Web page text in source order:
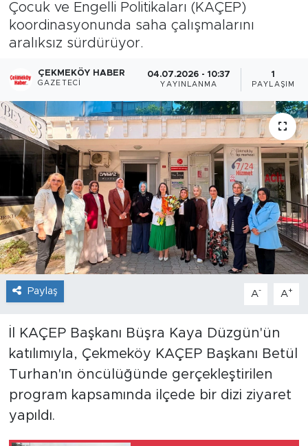
Çocuk ve Engelli Politikaları (KAÇEP)
koordinasyonunda saha çalışmalarını
aralıksız sürdürüyor.
ÇEKMEKÖY HABER
GAZETECI
04.07.2026 - 10:37
YAYINLANMA
1
PAYLAŞIM
Paylaş A- A+
İl KAÇEP Başkanı Büşra Kaya Düzgün'ün
katılımıyla, Çekmeköy KAÇEP Başkanı Betül
Turhan'ın öncülüğünde gerçekleştirilen
program kapsamında ilçede bir dizi ziyaret
yapıldı.
Son Dakika Haberleri